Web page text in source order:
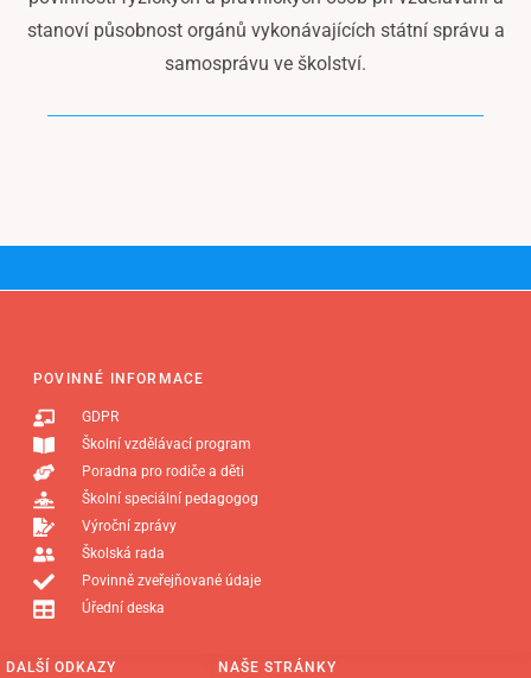
stanoví působnost orgánů vykonávajících státní správu a
samosprávu ve školství.
NAŠE STRÁNKY
DALŠÍ ODKAZY
POVINNÉ INFORMACE
GDPR
Školní vzdělávací program
Poradna pro rodiče a děti
Školní speciální pedagogog
Výroční zprávy
Školská rada
Povinně zveřejňované údaje
Úřední deska